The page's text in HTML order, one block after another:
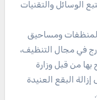
الوسائل والتقنيات
ومساحيق
في مجال التنظيف،
بها من قبل وزارة
البقع العنيدة